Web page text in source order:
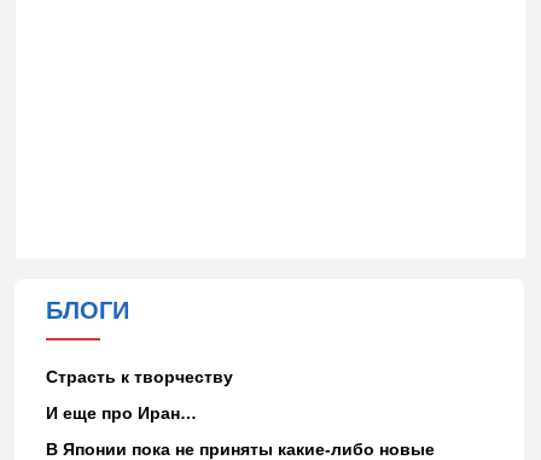
БЛОГИ
Страсть к творчеству
И еще про Иран…
В Японии пока не приняты какие-либо новые